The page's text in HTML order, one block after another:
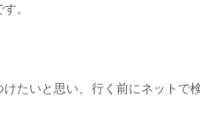
。
たいと思い、行く前にネットで